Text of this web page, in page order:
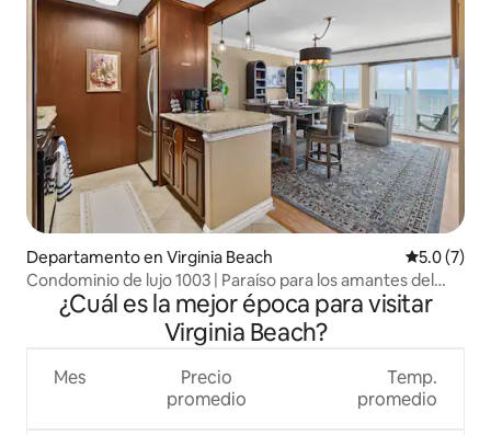
Departamento en Virginia Beach
5.0 (7)
Condominio de lujo 1003 | Paraíso para los amantes del
mar | Alberca-Gimnasio
¿Cuál es la mejor época para visitar
Virginia Beach?
Mes
Precio
promedio
Temp.
promedio